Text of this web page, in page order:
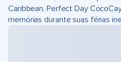
Caribbean, Perfect Day
memórias durante suas férias